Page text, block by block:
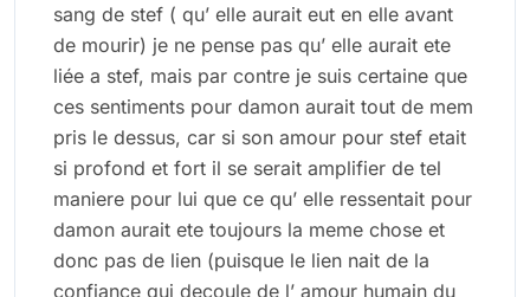
sang de stef ( qu’ elle aurait eut en elle avant
de mourir) je ne pense pas qu’ elle aurait ete
liée a stef, mais par contre je suis certaine que
ces sentiments pour damon aurait tout de mem
pris le dessus, car si son amour pour stef etait
si profond et fort il se serait amplifier de tel
maniere pour lui que ce qu’ elle ressentait pour
damon aurait ete toujours la meme chose et
donc pas de lien (puisque le lien nait de la
confiance qui decoule de l’ amour humain du